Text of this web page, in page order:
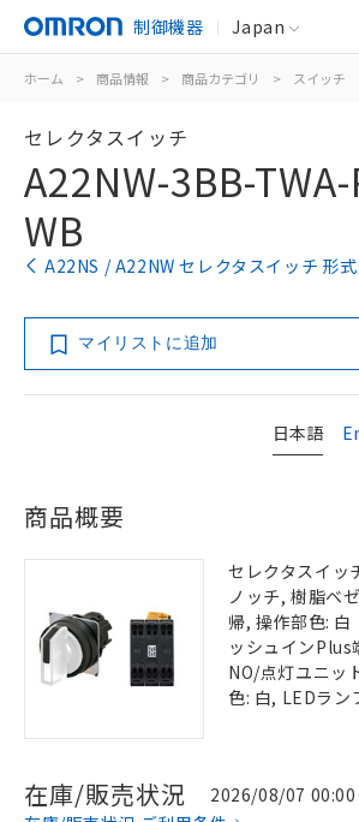
制御機器 Japan
ホーム > 商品情報 > 商品カテゴリ > スイッチ
セレクタスイッチ
A22NW-3BB-
WB
A22NS / A22NW セレクタスイッチ 形
マイリストに追加
日本語
商品概要
セレクタスイッ
ノッチ, 樹脂ベ
帰, 操作部色:
ッシュインPlus
NO/点灯ユニッ
色: 白, LEDラン
在庫/販売状況
2026/08/07 00:00